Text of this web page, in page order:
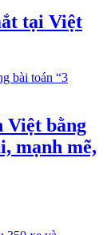
tại Việt
Việt bằng
mạnh mẽ,